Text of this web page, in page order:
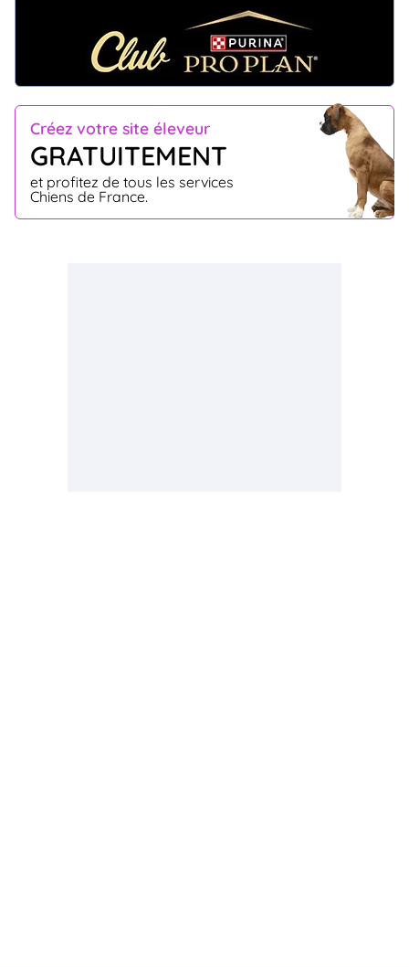
Créez votre site éleveur
GRATUITEMENT
et profitez de tous les services
Chiens de France.